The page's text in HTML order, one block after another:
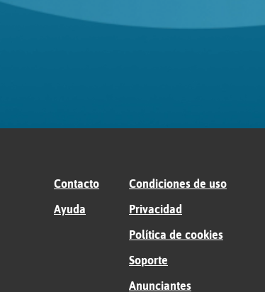
Contacto
Ayuda
Condiciones de uso
Privacidad
Política de cookies
Soporte
Anunciantes